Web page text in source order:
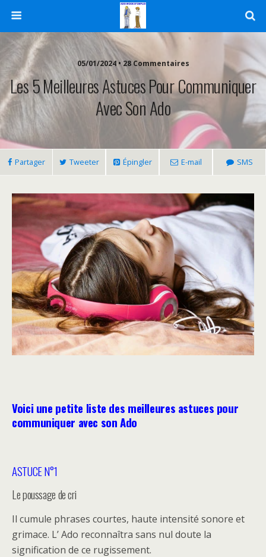
05/01/2024 • 28 Commentaires
Les 5 Meilleures Astuces Pour Communiquer
Avec Son Ado
Partager Tweeter Épingler E-mail SMS
Voici une petite liste des meilleures astuces pour
communiquer avec son Ado
ASTUCE N°1
Le poussage de cri
Il cumule phrases courtes, haute intensité sonore et
grimace. L’ Ado reconnaîtra sans nul doute la
signification de ce rugissement.